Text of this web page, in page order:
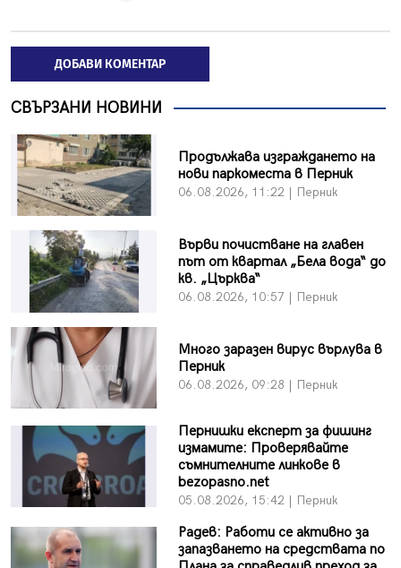
ДОБАВИ КОМЕНТАР
СВЪРЗАНИ НОВИНИ
Продължава изграждането на
нови паркоместа в Перник
06.08.2026, 11:22 | Перник
Върви почистване на главен
път от квартал „Бела вода“ до
кв. „Църква“
06.08.2026, 10:57 | Перник
Много заразен вирус върлува в
Перник
06.08.2026, 09:28 | Перник
Пернишки експерт за фишинг
измамите: Проверявайте
съмнителните линкове в
bezopasno.net
05.08.2026, 15:42 | Перник
Радев: Работи се активно за
запазването на средствата по